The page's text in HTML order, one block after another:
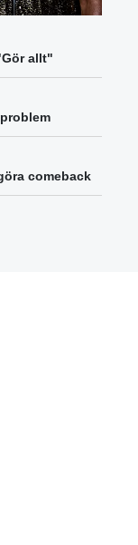
allt"
comeback